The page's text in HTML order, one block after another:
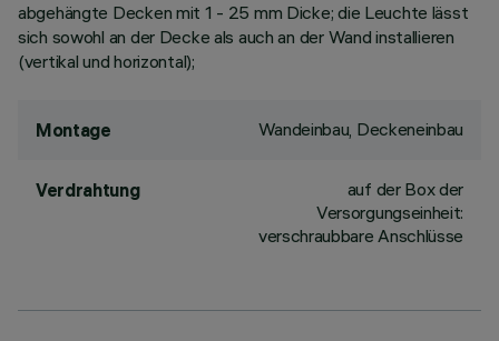
abgehängte Decken mit 1 - 25 mm Dicke; die Leuchte lässt
sich sowohl an der Decke als auch an der Wand installieren
(vertikal und horizontal);
Montage Wandeinbau, Deckeneinbau
Verdrahtung
auf der Box der
Versorgungseinheit:
verschraubbare Anschlüsse